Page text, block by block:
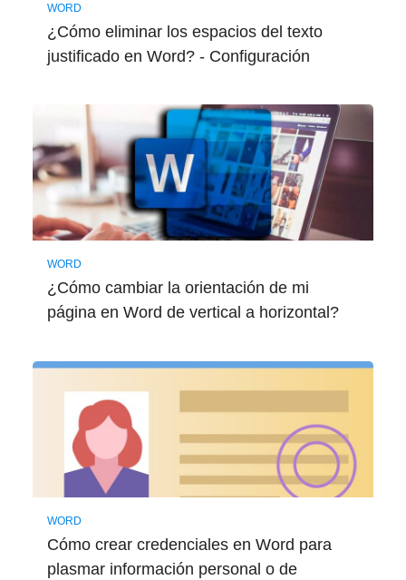
WORD
¿Cómo eliminar los espacios del texto
justificado en Word? - Configuración
WORD
¿Cómo cambiar la orientación de mi
página en Word de vertical a horizontal?
WORD
Cómo crear credenciales en Word para
plasmar información personal o de